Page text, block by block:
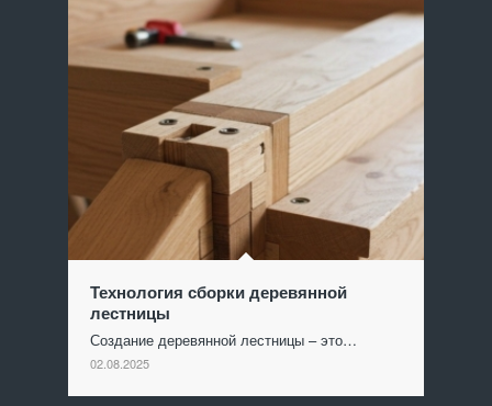
Технология сборки деревянной
лестницы
Создание деревянной лестницы – это…
02.08.2025